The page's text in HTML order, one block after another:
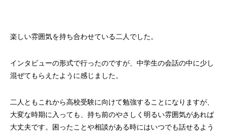
楽しい雰囲気を持ち合わせている二人でした。
インタビューの形式で行ったのですが、中学生の会話の中に少し
混ぜてもらえたように感じました。
二人ともこれから高校受験に向けて勉強することになりますが、
大変な時期に入っても、持ち前のやさしく明るい雰囲気があれば
大丈夫です。困ったことや相談がある時にはいつでも話せるよう